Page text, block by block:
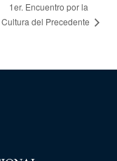
1er. Encuentro por la
Cultura del Precedente